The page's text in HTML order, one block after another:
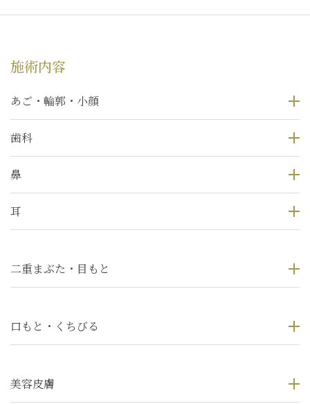
施術内容
あご・輪郭・小顔
歯科
鼻
耳
二重まぶた・目もと
口もと・くちびる
美容皮膚